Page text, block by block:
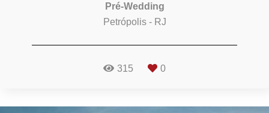
Pré-Wedding
Petrópolis - RJ
315 0